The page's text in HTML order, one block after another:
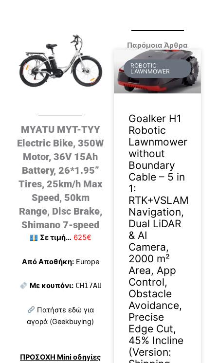
MYATU MYT-TYY
Electric Bike, 350W
Motor, 36V 15Ah
Battery, 26*1.95”
Tires, 25km/h Max
Speed, 50km
Range, Disc Brake,
Shimano 7-speed
Σε τιμή… 625€
Από Αποθήκη:Europe
Με κουπόνι: CH17AU
Πατήστε εδώ για
αγορά (Geekbuying)
ΠΡΟΣΟΧΗ Mini οδηγίες
Παρόμοια Άρθρα
ROBOTIC
LAWNMOWER
Goalker H1
Robotic
Lawnmower
without
Boundary
Cable – 5 in
1:
RTK+VSLAM
Navigation,
Dual LiDAR
& AI
Camera,
2000 m²
Area, App
Control,
Obstacle
Avoidance,
Precise
Edge Cut,
45% Incline
(Version: